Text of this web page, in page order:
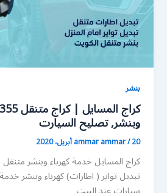
بنشر
وبنشر, تصليح السيارت
ammar ammar/20 أبريل، 2020
كراج المسايل خدمة كهرباء وبنشر
تبديل تواير ( اطارات) كهرباء وبنشر